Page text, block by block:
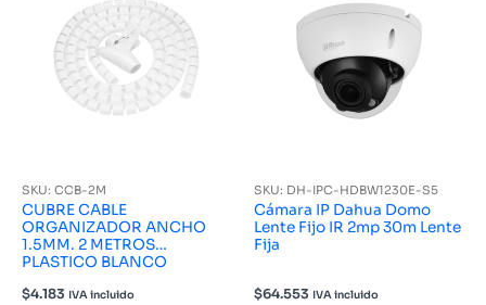
SKU: CCB-2M
CUBRE CABLE
ORGANIZADOR ANCHO
1.5MM. 2 METROS
PLASTICO BLANCO
$4.183 IVA incluido
SKU: DH-IPC-HDBW1230E-S5
Cámara IP Dahua Domo
Lente Fijo IR 2mp 30m Lente
Fija
$64.553 IVA incluido